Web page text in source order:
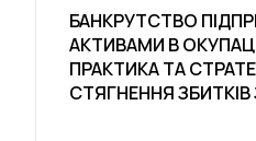
БАНКРУТСТВО
АКТИВАМИ В
ПРАКТИКА ТА
СТЯГНЕННЯ